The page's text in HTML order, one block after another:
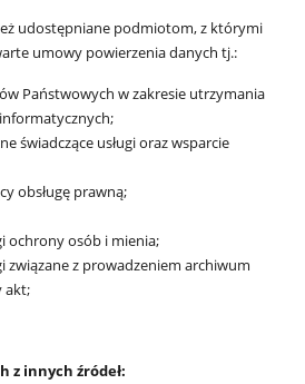
udostępniane podmiotom, z którymi
umowy powierzenia danych tj.:
Państwowych w zakresie utrzymania
świadczące usługi oraz wsparcie
obsługę prawną;
ochrony osób i mienia;
związane z prowadzeniem archiwum
akt;
z innych źródeł: